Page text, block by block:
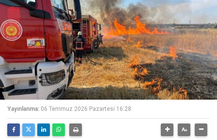
Yayınlanma: 06 Temmuz 2026 Pazartesi 16:28